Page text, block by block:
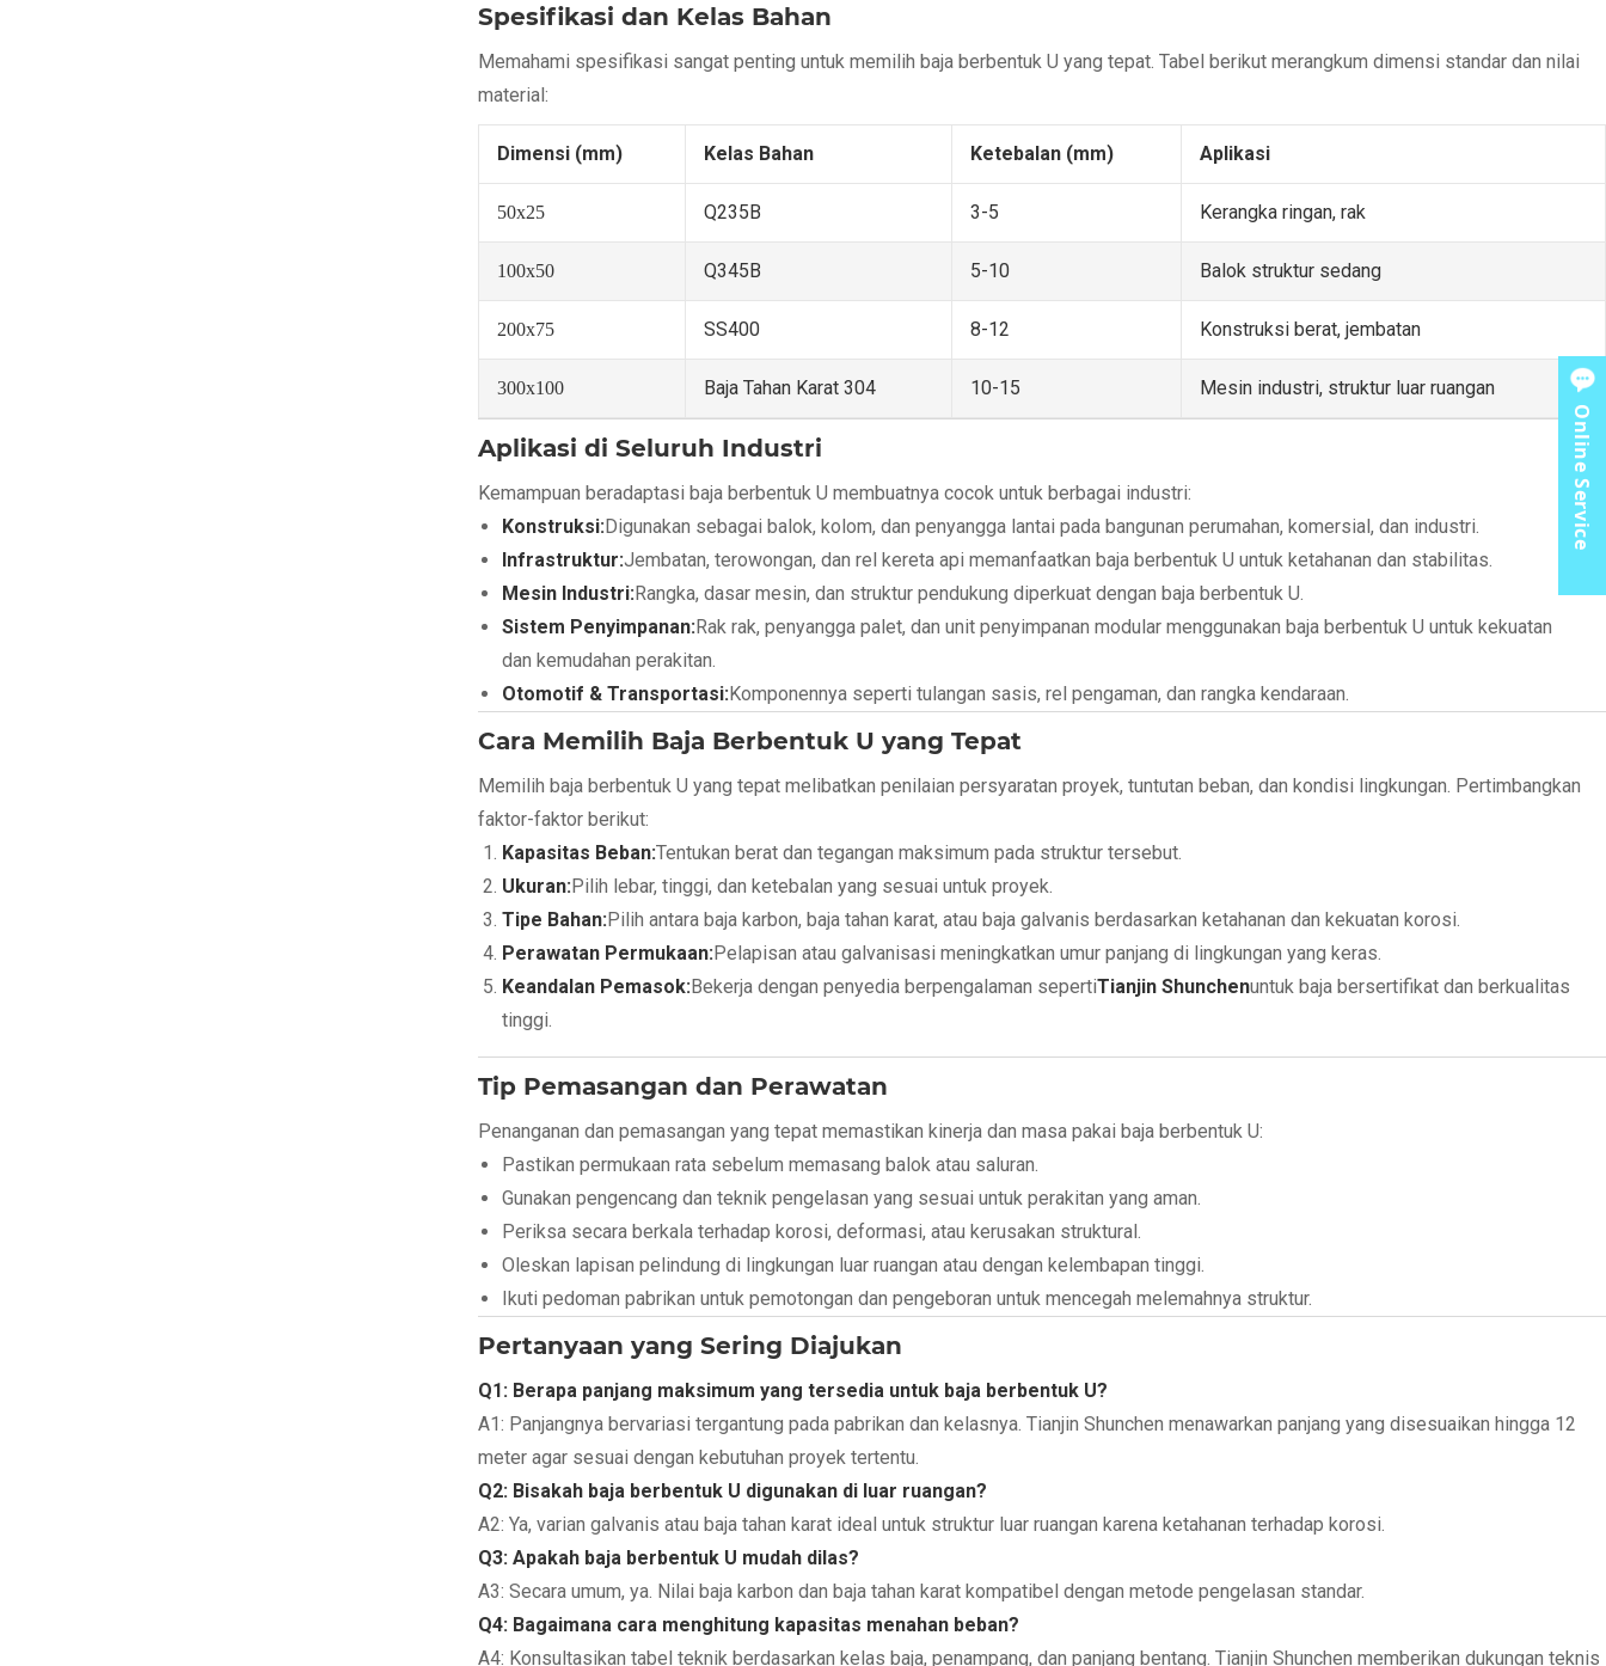
Spesifikasi dan Kelas Bahan
Memahami spesifikasi sangat penting untuk memilih baja berbentuk U yang tepat. Tabel berikut merangkum dimensi standar dan nilai
material:
Dimensi (mm) Kelas Bahan Ketebalan (mm) Aplikasi
50x25 Q235B 3-5 Kerangka ringan, rak
100x50 Q345B 5-10 Balok struktur sedang
200x75 SS400 8-12 Konstruksi berat, jembatan
300x100 Baja Tahan Karat 304 10-15 Mesin industri, struktur luar ruangan
Aplikasi di Seluruh Industri
Kemampuan beradaptasi baja berbentuk U membuatnya cocok untuk berbagai industri:
Konstruksi:Digunakan sebagai balok, kolom, dan penyangga lantai pada bangunan perumahan, komersial, dan industri.
Infrastruktur:Jembatan, terowongan, dan rel kereta api memanfaatkan baja berbentuk U untuk ketahanan dan stabilitas.
Mesin Industri:Rangka, dasar mesin, dan struktur pendukung diperkuat dengan baja berbentuk U.
Sistem Penyimpanan:Rak rak, penyangga palet, dan unit penyimpanan modular menggunakan baja berbentuk U untuk kekuatan
dan kemudahan perakitan.
Otomotif & Transportasi:Komponennya seperti tulangan sasis, rel pengaman, dan rangka kendaraan.
Cara Memilih Baja Berbentuk U yang Tepat
Memilih baja berbentuk U yang tepat melibatkan penilaian persyaratan proyek, tuntutan beban, dan kondisi lingkungan. Pertimbangkan
faktor-faktor berikut:
Kapasitas Beban:Tentukan berat dan tegangan maksimum pada struktur tersebut.
Ukuran:Pilih lebar, tinggi, dan ketebalan yang sesuai untuk proyek.
Tipe Bahan:Pilih antara baja karbon, baja tahan karat, atau baja galvanis berdasarkan ketahanan dan kekuatan korosi.
Perawatan Permukaan:Pelapisan atau galvanisasi meningkatkan umur panjang di lingkungan yang keras.
Keandalan Pemasok:Bekerja dengan penyedia berpengalaman sepertiTianjin Shunchenuntuk baja bersertifikat dan berkualitas
tinggi.
Tip Pemasangan dan Perawatan
Penanganan dan pemasangan yang tepat memastikan kinerja dan masa pakai baja berbentuk U:
Pastikan permukaan rata sebelum memasang balok atau saluran.
Gunakan pengencang dan teknik pengelasan yang sesuai untuk perakitan yang aman.
Periksa secara berkala terhadap korosi, deformasi, atau kerusakan struktural.
Oleskan lapisan pelindung di lingkungan luar ruangan atau dengan kelembapan tinggi.
Ikuti pedoman pabrikan untuk pemotongan dan pengeboran untuk mencegah melemahnya struktur.
Pertanyaan yang Sering Diajukan
Q1: Berapa panjang maksimum yang tersedia untuk baja berbentuk U?
A1: Panjangnya bervariasi tergantung pada pabrikan dan kelasnya. Tianjin Shunchen menawarkan panjang yang disesuaikan hingga 12
meter agar sesuai dengan kebutuhan proyek tertentu.
Q2: Bisakah baja berbentuk U digunakan di luar ruangan?
A2: Ya, varian galvanis atau baja tahan karat ideal untuk struktur luar ruangan karena ketahanan terhadap korosi.
Q3: Apakah baja berbentuk U mudah dilas?
A3: Secara umum, ya. Nilai baja karbon dan baja tahan karat kompatibel dengan metode pengelasan standar.
Q4: Bagaimana cara menghitung kapasitas menahan beban?
A4: Konsultasikan tabel teknik berdasarkan kelas baja, penampang, dan panjang bentang. Tianjin Shunchen memberikan dukungan teknis
Online Service